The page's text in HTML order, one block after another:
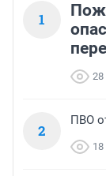
1
28
2
ПВО
18